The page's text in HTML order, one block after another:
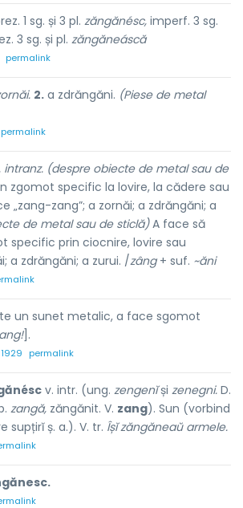
1 sg. și 3 pl. zăngănésc, imperf. 3 sg.
3 sg. și pl. zăngăneáscă
permalink
2. a zdrăngăni. (Piese de metal
permalink
intranz. (despre obiecte de metal sau de
zgomot specific la lovire, la cădere sau
„zang-zang”; a zornăi; a zdrăngăni; a
de metal sau de sticlă)A face să
specific prin ciocnire, lovire sau
a zdrăngăni; a zurui. /zâng+ suf. ~ăni
un sunet metalic, a face sgomot
].
permalink
v. intr. (ung. zengenĭși zenegni. D.
zangă, zăngănit. V. zang). Sun (vorbind
supțirĭ ș. a.). V. tr. Îșĭ zăngăneaŭ armele.